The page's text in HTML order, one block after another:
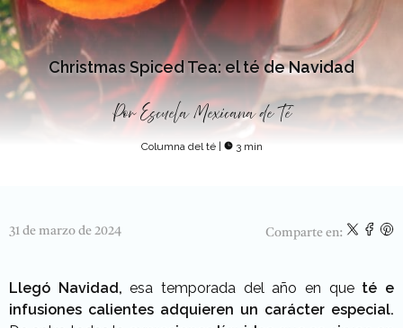
Christmas Spiced Tea: el té de Navidad
Por Escuela Mexicana de Té
Columna del té 3 min
31 de marzo de 2024 Comparte en:
Llegó Navidad, esa temporada del año en que té e
infusiones calientes adquieren un carácter especial.